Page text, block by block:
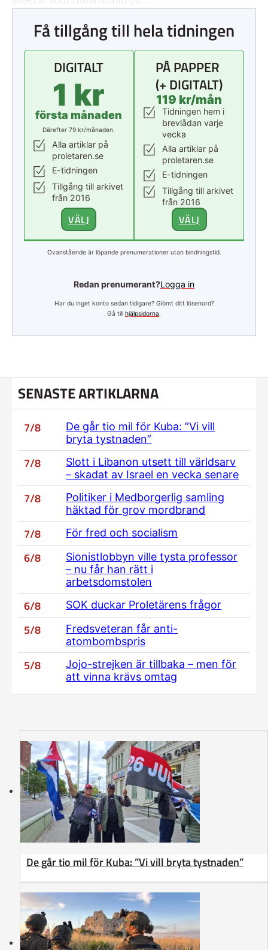
Få tillgång till hela tidningen
DIGITALT
1 kr
första månaden
Därefter 79 kr/månaden.
Alla artiklar på
proletaren.se
E-tidningen
Tillgång till arkivet
från 2016
VÄLJ
PÅ PAPPER
(+ DIGITALT)
119 kr/mån
Tidningen hem i
brevlådan varje
vecka
Alla artiklar på
proletaren.se
E-tidningen
Tillgång till arkivet
från 2016
VÄLJ
Ovanstående är löpande prenumerationer utan bindningstid.
Redan prenumerant?Logga in
Har du inget konto sedan tidigare? Glömt ditt lösenord?
Gå till hjälpsidorna.
SENASTE ARTIKLARNA
7/8
De går tio mil för Kuba: ”Vi vill
bryta tystnaden”
7/8
Slott i Libanon utsett till världsarv
– skadat av Israel en vecka senare
7/8
Politiker i Medborgerlig samling
häktad för grov mordbrand
7/8 För fred och socialism
6/8
Sionistlobbyn ville tysta professor
– nu får han rätt i
arbetsdomstolen
6/8 SOK duckar Proletärens frågor
5/8
Fredsveteran får anti-
atombombspris
5/8
Jojo-strejken är tillbaka – men för
att vinna krävs omtag
De går tio mil för Kuba: ”Vi vill bryta tystnaden”